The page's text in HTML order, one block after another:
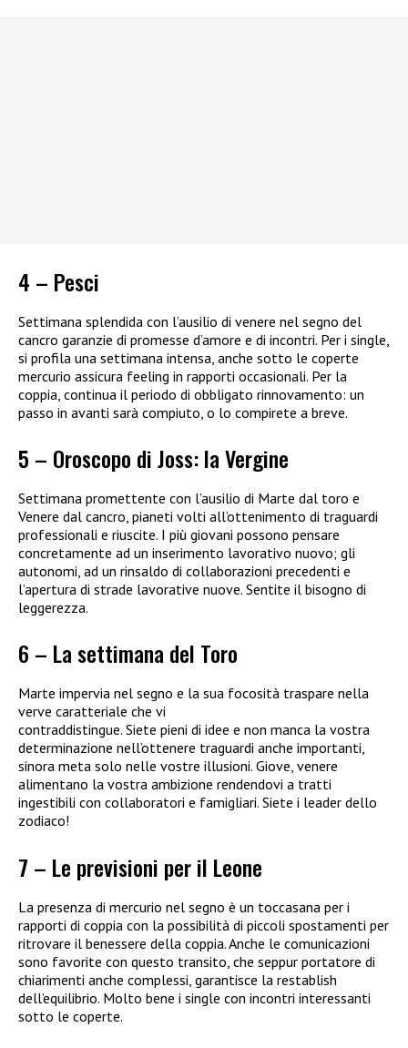
4 – Pesci
Settimana splendida con l’ausilio di venere nel segno del
cancro garanzie di promesse d’amore e di incontri. Per i single,
si profila una settimana intensa, anche sotto le coperte
mercurio assicura feeling in rapporti occasionali. Per la
coppia, continua il periodo di obbligato rinnovamento: un
passo in avanti sarà compiuto, o lo compirete a breve.
5 – Oroscopo di Joss: la Vergine
Settimana promettente con l’ausilio di Marte dal toro e
Venere dal cancro, pianeti volti all’ottenimento di traguardi
professionali e riuscite. I più giovani possono pensare
concretamente ad un inserimento lavorativo nuovo; gli
autonomi, ad un rinsaldo di collaborazioni precedenti e
l’apertura di strade lavorative nuove. Sentite il bisogno di
leggerezza.
6 – La settimana del Toro
Marte impervia nel segno e la sua focosità traspare nella
verve caratteriale che vi
contraddistingue. Siete pieni di idee e non manca la vostra
determinazione nell’ottenere traguardi anche importanti,
sinora meta solo nelle vostre illusioni. Giove, venere
alimentano la vostra ambizione rendendovi a tratti
ingestibili con collaboratori e famigliari. Siete i leader dello
zodiaco!
7 – Le previsioni per il Leone
La presenza di mercurio nel segno è un toccasana per i
rapporti di coppia con la possibilità di piccoli spostamenti per
ritrovare il benessere della coppia. Anche le comunicazioni
sono favorite con questo transito, che seppur portatore di
chiarimenti anche complessi, garantisce la restablish
dell’equilibrio. Molto bene i single con incontri interessanti
sotto le coperte.